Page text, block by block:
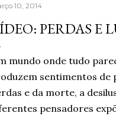
10, 2014
PERDAS E
mundo onde tudo
sentimentos de
e da morte, a
pensadores